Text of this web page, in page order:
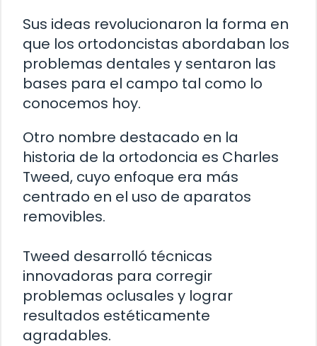
Sus ideas revolucionaron la forma en
que los ortodoncistas abordaban los
problemas dentales y sentaron las
bases para el campo tal como lo
conocemos hoy.
Otro nombre destacado en la
historia de la ortodoncia es Charles
Tweed, cuyo enfoque era más
centrado en el uso de aparatos
removibles.
Tweed desarrolló técnicas
innovadoras para corregir
problemas oclusales y lograr
resultados estéticamente
agradables.